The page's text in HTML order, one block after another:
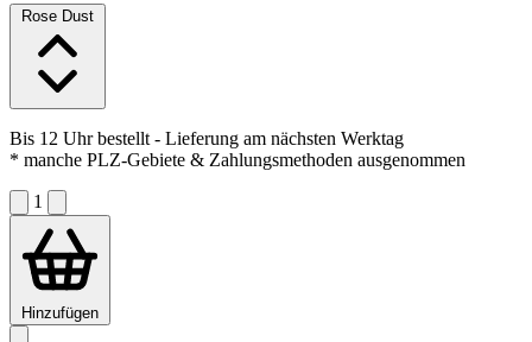
Rose Dust
Bis 12 Uhr bestellt - Lieferung am nächsten Werktag
* manche PLZ-Gebiete & Zahlungsmethoden ausgenommen
1
Hinzufügen